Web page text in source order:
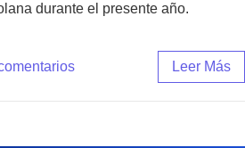
durante el presente año.
Leer Más